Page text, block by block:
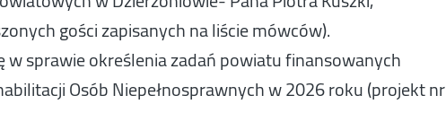
gości zapisanych na liście mówców).
w sprawie określenia zadań powiatu finansowanych
Osób Niepełnosprawnych w 2026 roku (projekt nr